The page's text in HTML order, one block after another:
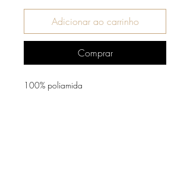
Adicionar ao carrinho
Comprar
100% poliamida